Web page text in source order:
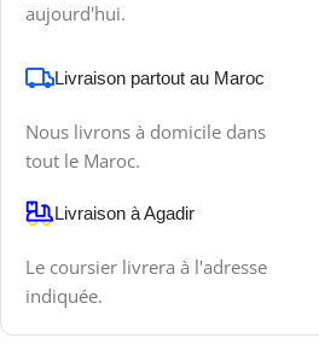
aujourd'hui.
Livraison partout au Maroc
Nous livrons à domicile dans
tout le Maroc.
Livraison à Agadir
Le coursier livrera à l'adresse
indiquée.